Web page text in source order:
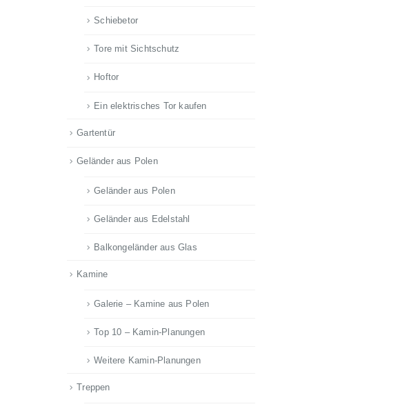
Schiebetor
Tore mit Sichtschutz
Hoftor
Ein elektrisches Tor kaufen
Gartentür
Geländer aus Polen
Geländer aus Polen
Geländer aus Edelstahl
Balkongeländer aus Glas
Kamine
Galerie – Kamine aus Polen
Top 10 – Kamin-Planungen
Weitere Kamin-Planungen
Treppen